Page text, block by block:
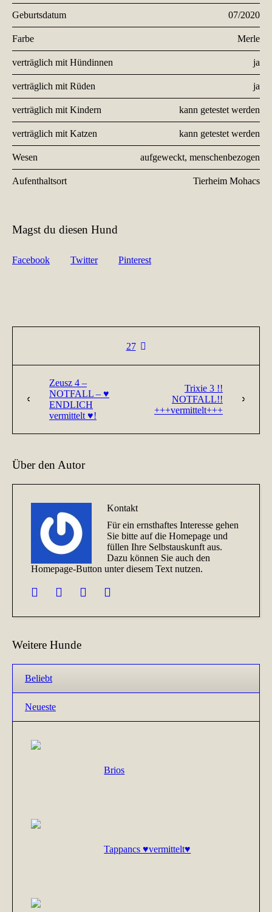
Geburtsdatum 07/2020
Farbe Merle
verträglich mit Hündinnen ja
verträglich mit Rüden ja
verträglich mit Kindern kann getestet werden
verträglich mit Katzen kann getestet werden
Wesen aufgeweckt, menschenbezogen
Aufenthaltsort Tierheim Mohacs
Magst du diesen Hund
Facebook Twitter Pinterest
27
Zeusz 4 –
NOTFALL – ♥
ENDLICH
vermittelt ♥!
Trixie 3 !!
NOTFALL!!
+++vermittelt+++
Über den Autor
Kontakt
Für ein ernsthaftes Interesse gehen
Sie bitte auf die Homepage und
füllen Ihre Selbstauskunft aus.
Dazu können Sie auch den
Homepage-Button unter diesem Text nutzen.
Weitere Hunde
Beliebt
Neueste
Brios
Tappancs ♥vermittelt♥